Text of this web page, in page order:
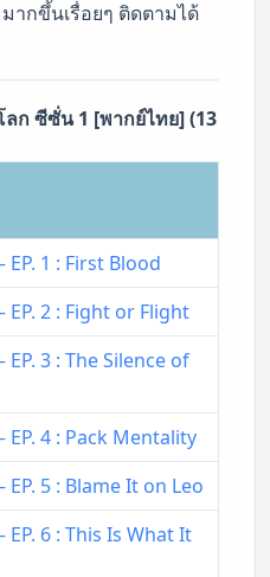
ากขึ้นเรื่อยๆ ติดตามได้
ลก ซีซั่น 1 [พากย์ไทย] (13
EP. 1 : First Blood
EP. 2 : Fight or Flight
EP. 3 : The Silence of
EP. 4 : Pack Mentality
EP. 5 : Blame It on Leo
EP. 6 : This Is What It